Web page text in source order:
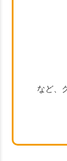
など、